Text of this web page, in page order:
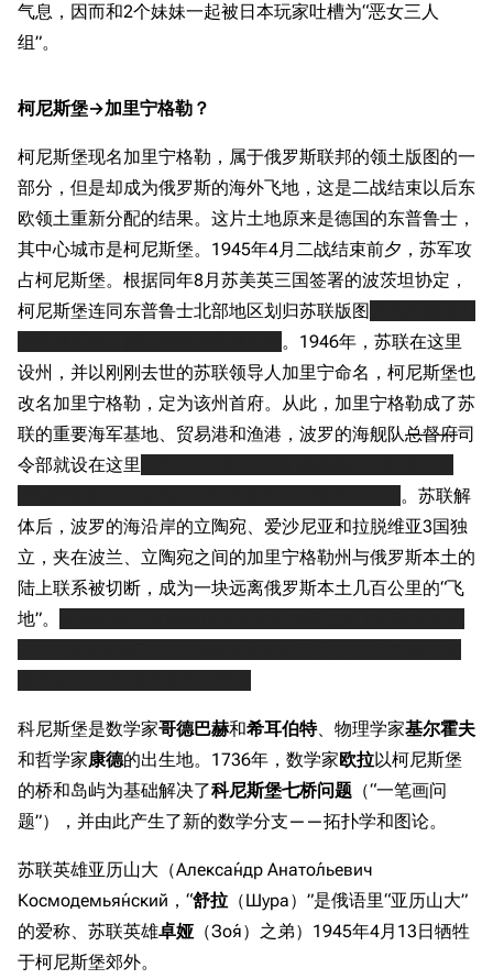
气息，因而和2个妹妹一起被日本玩家吐槽为“恶女三人
组”。
柯尼斯堡→加里宁格勒？
柯尼斯堡现名加里宁格勒，属于俄罗斯联邦的领土版图的一
部分，但是却成为俄罗斯的海外飞地，这是二战结束以后东
欧领土重新分配的结果。这片土地原来是德国的东普鲁士，
其中心城市是柯尼斯堡。1945年4月二战结束前夕，苏军攻
占柯尼斯堡。根据同年8月苏美英三国签署的波茨坦协定，
柯尼斯堡连同东普鲁士北部地区划归苏联版图
。1946年，苏联在这里
设州，并以刚刚去世的苏联领导人加里宁命名，柯尼斯堡也
改名加里宁格勒，定为该州首府。从此，加里宁格勒成了苏
联的重要海军基地、贸易港和渔港，波罗的海舰队总督府司
令部就设在这里
。苏联解
体后，波罗的海沿岸的立陶宛、爱沙尼亚和拉脱维亚3国独
立，夹在波兰、立陶宛之间的加里宁格勒州与俄罗斯本土的
陆上联系被切断，成为一块远离俄罗斯本土几百公里的“飞
地”。
科尼斯堡是数学家哥德巴赫和希耳伯特、物理学家基尔霍夫
和哲学家康德的出生地。1736年，数学家欧拉以柯尼斯堡
的桥和岛屿为基础解决了科尼斯堡七桥问题 （“一笔画问
题”），并由此产生了新的数学分支——拓扑学和图论。
苏联英雄亚历山大（Алекса́ндр Анато́льевич
Космодемья́нский，“舒拉 （Шура）”是俄语里“亚历山大”
的爱称、苏联英雄卓娅 （Зо́я）之弟）1945年4月13日牺牲
于柯尼斯堡郊外。